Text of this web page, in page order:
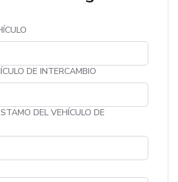
DE INTERCAMBIO
DEL VEHÍCULO DE